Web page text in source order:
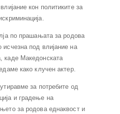
кон политиките за
по прашањата за родова
под влијание на
каде Македонската
како клучен актер.
за потребите од
и градење на
за родова еднаквост и